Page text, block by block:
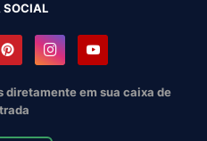
SOCIAL
diretamente em sua caixa de